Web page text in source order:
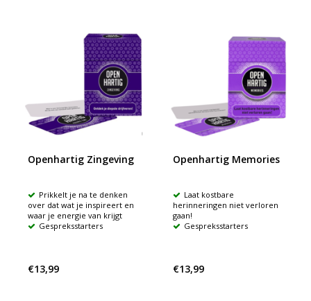
Openhartig Zingeving
Prikkelt je na te denken
over dat wat je inspireert en
waar je energie van krijgt
Gespreksstarters
€13,99
Openhartig Memories
Laat kostbare
herinneringen niet verloren
gaan!
Gespreksstarters
€13,99